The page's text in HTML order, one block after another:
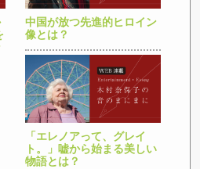
中国が放つ先進的ヒロイン
像とは？
「エレノアって、グレイ
ト。」嘘から始まる美しい
物語とは？